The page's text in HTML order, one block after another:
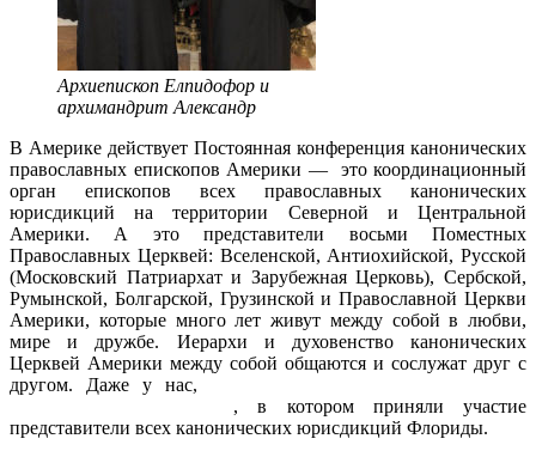
Архиепископ Елпидофор и
архимандрит Александр
В Америке действует Постоянная конференция канонических
православных епископов Америки — это координационный
орган епископов всех православных канонических
юрисдикций на территории Северной и Центральной
Америки. А это представители восьми Поместных
Православных Церквей: Вселенской, Антиохийской, Русской
(Московский Патриархат и Зарубежная Церковь), Сербской,
Румынской, Болгарской, Грузинской и Православной Церкви
Америки, которые много лет живут между собой в любви,
мире и дружбе. Иерархи и духовенство канонических
Церквей Америки между собой общаются и сослужат друг с
другом. Даже у нас,
, в котором приняли участие
представители всех канонических юрисдикций Флориды.